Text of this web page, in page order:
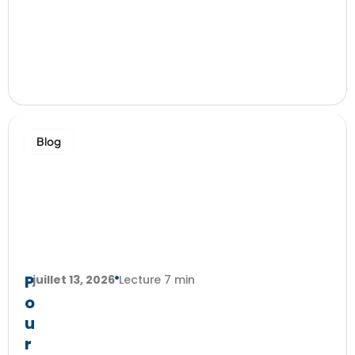
Blog
P
o
u
r
juillet 13, 2026 Lecture 7 min